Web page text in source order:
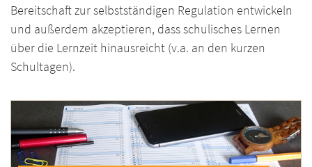
Bereitschaft zur selbstständigen Regulation entwickeln
und außerdem akzeptieren, dass schulisches Lernen
über die Lernzeit hinausreicht (v.a. an den kurzen
Schultagen).